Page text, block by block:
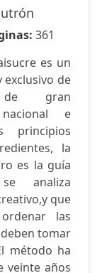
361
es un
exclusivo de
de gran
e
principios
la
es la guía
analiza
que
las
tomar
método ha
veinte años